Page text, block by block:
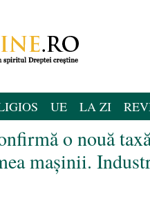
UE LA ZI
o nouă
mașinii.